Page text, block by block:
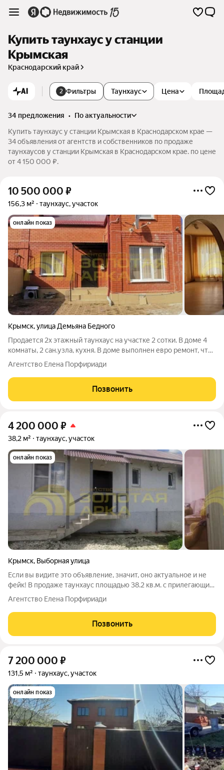
Купить таунхаус у станции
Крымская
Краснодарский край
AI 2 Фильтры Цена
Таунхаус
34 предложения •
по актуальности
Купить таунхаус у станции Крымская в Краснодарском крае —
34 объявления от агентств и собственников по продаже
таунхаусов у станции Крымская в Краснодарском крае. по цене
от 4 150 000 ₽.
10 500 000 ₽
156,3 м² таунхаус, участок
онлайн показ
Крымск,улица Демьяна Бедного
Продается 2х этажный таунхаус на участке 2 сотки. В доме 4
комнаты, 2 сан.узла, кухня. В доме выполнен евро ремонт, что
позволяет завезти свою мебель и жить! Коммуникации все
централизованные. Дом расположен в центре города,
соответственно вся
Агентство Елена Порфириади
Позвонить
4 200 000 ₽
38,2 м² таунхаус, участок
онлайн показ
Крымск, Выборная улица
Если вы видите это объявление, значит, оно актуальное и не
фейк! В продаже таунхаус площадью 38.2 кв.м. с прилегающим
участком 231 кв.м. Комната - 18,1 кв.м. Кухня - 11,7 кв.м.
Совмещенный сан. узел - 4,6 кв.м. Коммуникации все
централизованные. Цена
Агентство Елена Порфириади
Позвонить
7 200 000 ₽
131,5 м² таунхаус, участок
онлайн показ